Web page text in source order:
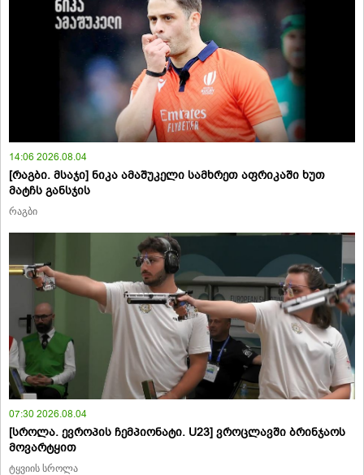
14:06 2026.08.04
[რაგბი. მსაჯი] ნიკა ამაშუკელი სამხრეთ აფრიკაში ხუთ
მატჩს განსჯის
რაგბი
07:30 2026.08.04
[სროლა. ევროპის ჩემპიონატი. U23] ვროცლავში ბრინჯაოს
მოვარტყით
ტყვიის სროლა